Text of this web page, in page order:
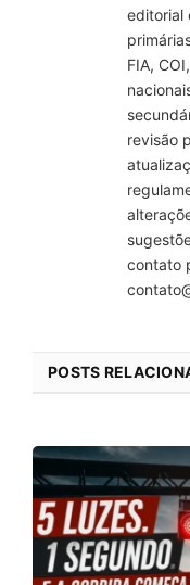
editorial
FIA,
revisão
contato
POSTS